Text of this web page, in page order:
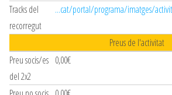
Tracks del
recorregut
...cat/portal/programa/imatges/
Preus de l'activitat
Preu socis/es
del 2x2
0,00€